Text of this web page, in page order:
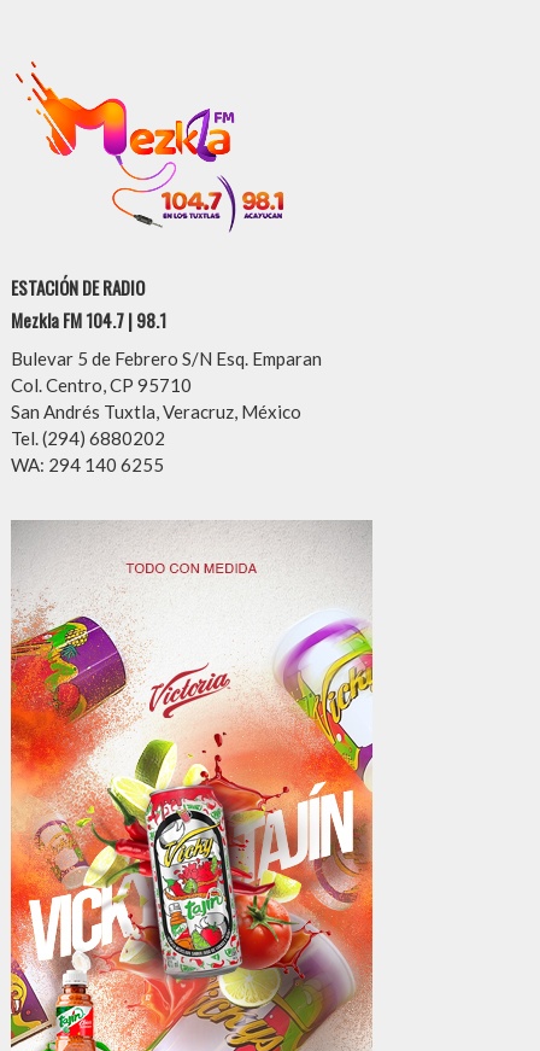
ESTACIÓN DE RADIO
Mezkla FM 104.7 | 98.1
Bulevar 5 de Febrero S/N Esq. Emparan
Col. Centro, CP 95710
San Andrés Tuxtla, Veracruz, México
Tel. (294) 6880202
WA: 294 140 6255